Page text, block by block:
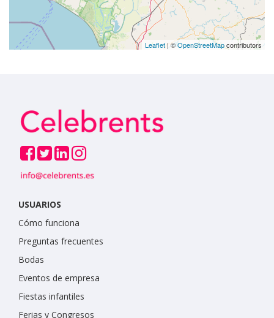
Leaflet| ©OpenStreetMapcontributors
USUARIOS
Cómo funciona
Preguntas frecuentes
Bodas
Eventos de empresa
Fiestas infantiles
Ferias y Congresos